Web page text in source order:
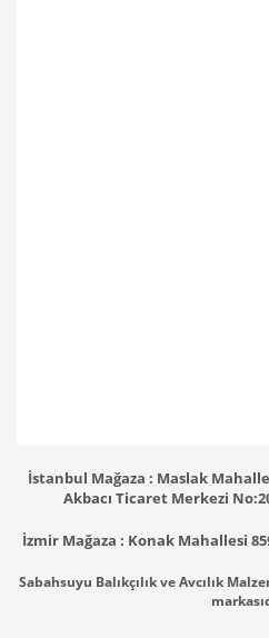
İstanbul Mağaza : Maslak
Akbacı Ticaret Merkezi
İzmir Mağaza : Konak Mahallesi
Sabahsuyu Balıkçılık ve Avcılık